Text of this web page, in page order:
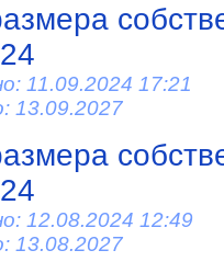
11.09.2024 17:21
13.09.2027
12.08.2024 12:49
13.08.2027